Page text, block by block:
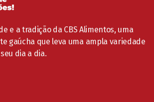
e a tradição da CBS Alimentos, uma
gaúcha que leva uma ampla variedade
dia a dia.